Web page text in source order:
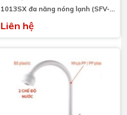
1013SX đa năng nóng lạnh (SFV-
1013SX)
Liên hệ